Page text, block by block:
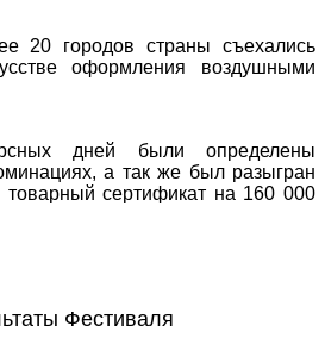
20 городов страны съехались
оформления воздушными
дней были определены
а так же был разыгран
товарный сертификат на 160 000
Фестиваля